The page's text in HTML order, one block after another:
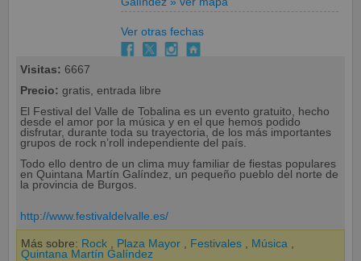
Ver otras fechas
Visitas: 6667
Precio: gratis, entrada libre
El Festival del Valle de Tobalina es un evento gratuito, hecho
desde el amor por la música y en el que hemos podido
disfrutar, durante toda su trayectoria, de los más importantes
grupos de rock n’roll independiente del país.
Todo ello dentro de un clima muy familiar de fiestas populares
en Quintana Martín Galíndez, un pequeño pueblo del norte de
la provincia de Burgos.
http://www.festivaldelvalle.es/
Más sobre: Rock Plaza Mayor Festivales Música
Quintana Martín Galíndez